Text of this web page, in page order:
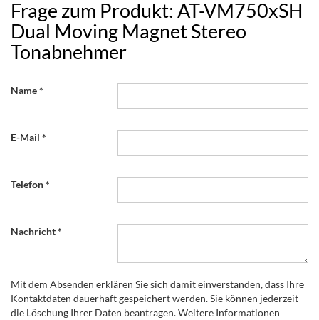
Frage zum Produkt: AT-VM750xSH
Dual Moving Magnet Stereo
Tonabnehmer
Name
E-Mail
Telefon
Nachricht
Mit dem Absenden erklären Sie sich damit einverstanden, dass Ihre
Kontaktdaten dauerhaft gespeichert werden. Sie können jederzeit
die Löschung Ihrer Daten beantragen. Weitere Informationen